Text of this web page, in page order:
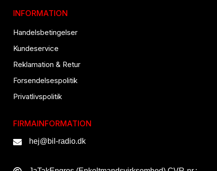
INFORMATION
Handelsbetingelser
Kundeservice
Reklamation & Retur
Forsendelsespolitik
Privatlivspolitik
FIRMAINFORMATION
hej@bil-radio.dk